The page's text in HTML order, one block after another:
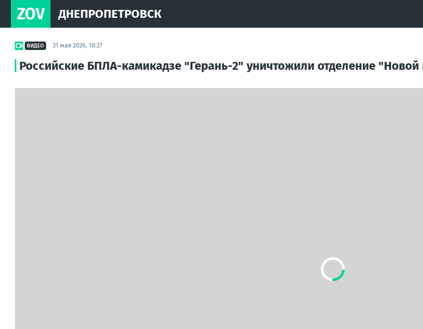
ZOV ДНЕПРОПЕТРОВСК
ВИДЕО 31 мая 2026, 18:27
Российские БПЛА-камикадзе "Герань-2" уничтожили отделение